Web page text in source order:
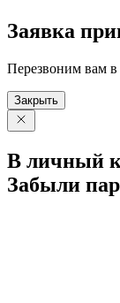
Заявка
Перезвоним вам в
Закрыть
В личный
Забыли